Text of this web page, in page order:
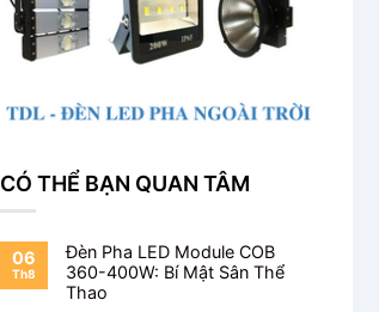
CÓ THỂ BẠN QUAN TÂM
06
Th8
Đèn Pha LED Module COB
360-400W: Bí Mật Sân Thể
Thao